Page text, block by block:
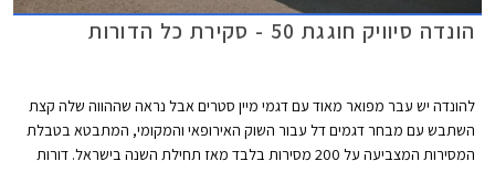
הונדה סיוויק חוגגת 50 - סקירת כל הדורות
להונדה יש עבר מפואר מאוד עם דגמי מיין סטרים אבל נראה שההווה שלה קצת
השתבש עם מבחר דגמים דל עבור השוק האירופאי והמקומי, המתבטא בטבלת
המסירות המצביעה על 200 מסירות בלבד מאז תחילת השנה בישראל. דורות